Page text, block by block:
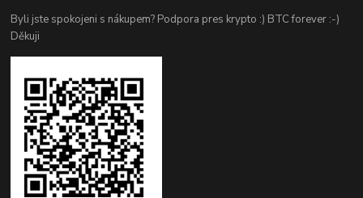
Byli jste spokojeni s nákupem? Podpora pres krypto :) BTC forever :-)
Děkuji